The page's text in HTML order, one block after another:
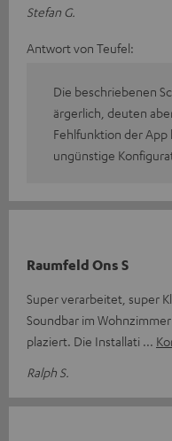
Stefan G.
Antwort von Teufel:
Die beschriebenen
ärgerlich, deuten
Fehlfunktion der App
ungünstige
Raumfeld Ons S
Super verarbeitet, super
Soundbar im
plaziert. Die Installati
Ralph S.